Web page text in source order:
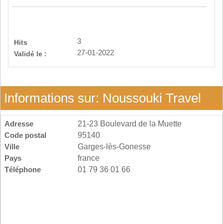
Hits
3
Validé le :
27-01-2022
Informations sur: Noussouki Travel
Adresse
21-23 Boulevard de la Muette
Code postal
95140
Ville
Garges-lès-Gonesse
Pays
france
Téléphone
01 79 36 01 66